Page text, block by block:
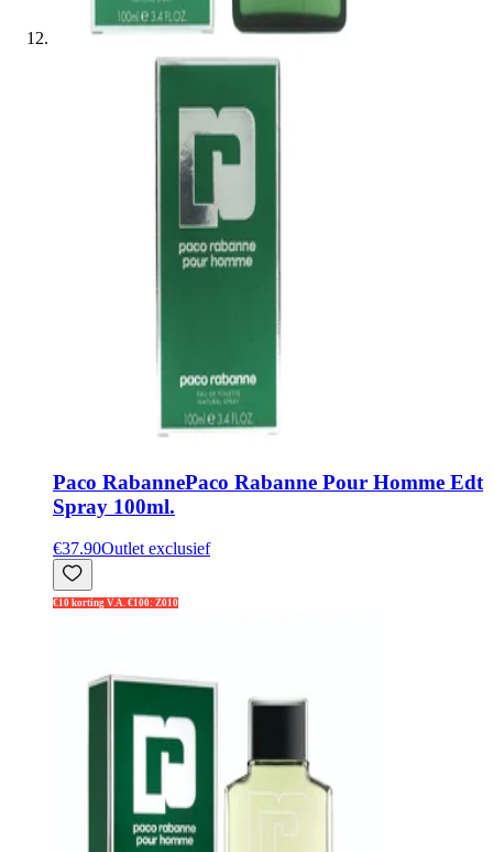
Paco RabannePaco Rabanne Pour Homme Edt
Spray 100ml.
€37.90Outlet exclusief
€10 korting V.A. €100: Z010